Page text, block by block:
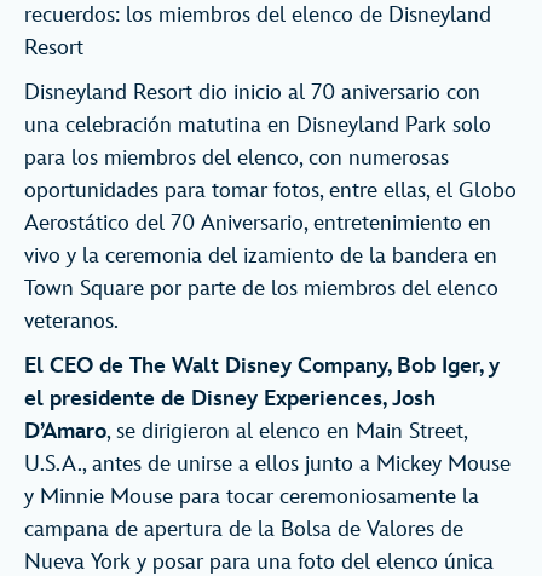
recuerdos: los miembros del elenco de Disneyland
Resort
Disneyland Resort dio inicio al 70 aniversario con
una celebración matutina en Disneyland Park solo
para los miembros del elenco, con numerosas
oportunidades para tomar fotos, entre ellas, el Globo
Aerostático del 70 Aniversario, entretenimiento en
vivo y la ceremonia del izamiento de la bandera en
Town Square por parte de los miembros del elenco
veteranos.
El CEO de The Walt Disney Company, Bob Iger, y
el presidente de Disney Experiences, Josh
D’Amaro, se dirigieron al elenco en Main Street,
U.S.A., antes de unirse a ellos junto a Mickey Mouse
y Minnie Mouse para tocar ceremoniosamente la
campana de apertura de la Bolsa de Valores de
Nueva York y posar para una foto del elenco única